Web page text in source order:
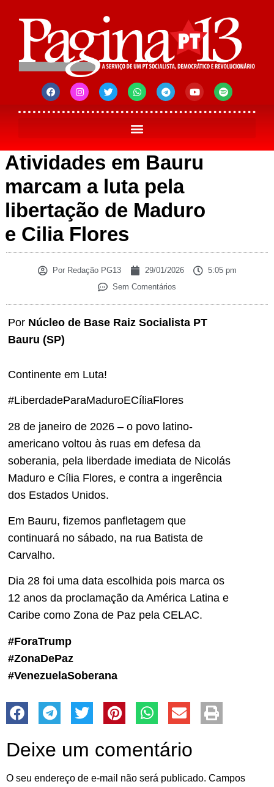
Atividades em Bauru
marcam a luta pela
libertação de Maduro
e Cilia Flores
PorRedação PG13 29/01/2026
5:05 pm
Sem Comentários
Por Núcleo de Base Raiz Socialista PT
Bauru (SP)
Continente em Luta!
#LiberdadeParaMaduroECíliaFlores
28 de janeiro de 2026 – o povo latino-
americano voltou às ruas em defesa da
soberania, pela liberdade imediata de Nicolás
Maduro e Cília Flores, e contra a ingerência
dos Estados Unidos.
Em Bauru, fizemos panfletagem que
continuará no sábado, na rua Batista de
Carvalho.
Dia 28 foi uma data escolhida pois marca os
12 anos da proclamação da América Latina e
Caribe como Zona de Paz pela CELAC.
#ForaTrump
#ZonaDePaz
#VenezuelaSoberana
Deixe um comentário
O seu endereço de e-mail não será publicado. Campos